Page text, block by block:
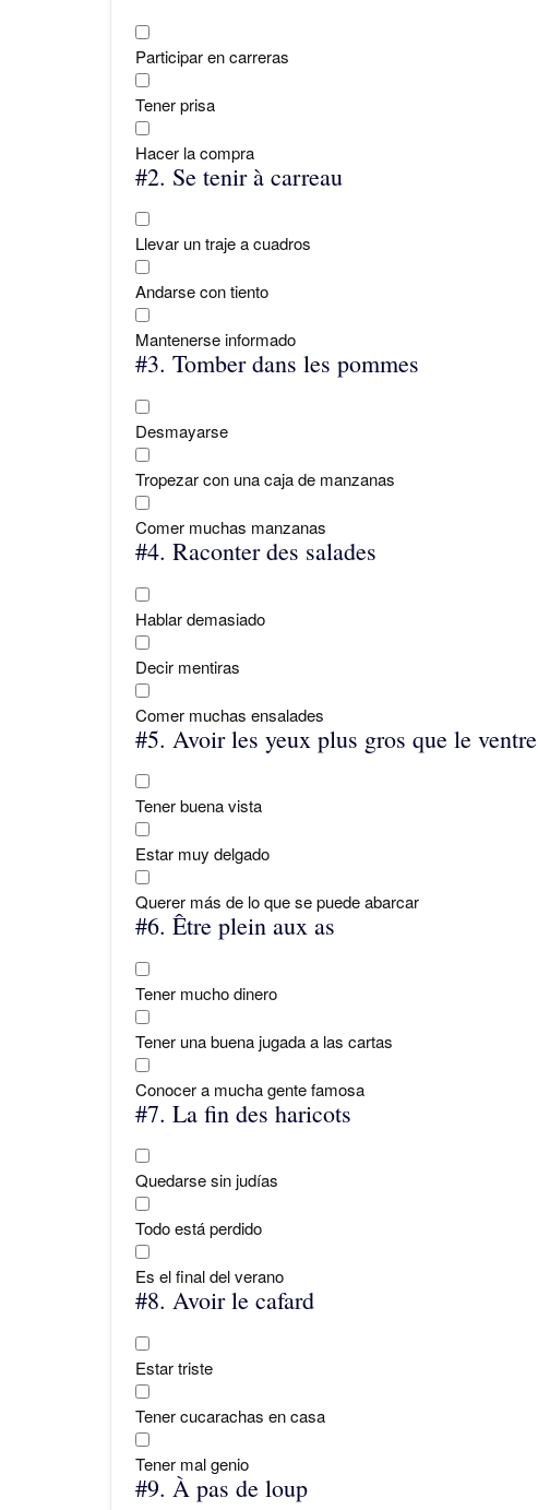
Participar en carreras
Tener prisa
Hacer la compra
#2. Se tenir à carreau
Llevar un traje a cuadros
Andarse con tiento
Mantenerse informado
#3. Tomber dans les pommes
Desmayarse
Tropezar con una caja de manzanas
Comer muchas manzanas
#4. Raconter des salades
Hablar demasiado
Decir mentiras
Comer muchas ensalades
#5. Avoir les yeux plus gros que le ventre
Tener buena vista
Estar muy delgado
Querer más de lo que se puede abarcar
#6. Être plein aux as
Tener mucho dinero
Tener una buena jugada a las cartas
Conocer a mucha gente famosa
#7. La fin des haricots
Quedarse sin judías
Todo está perdido
Es el final del verano
#8. Avoir le cafard
Estar triste
Tener cucarachas en casa
Tener mal genio
#9. À pas de loup